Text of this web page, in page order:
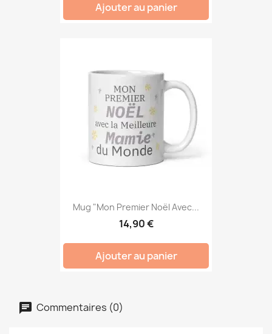
Ajouter au panier
Mug "Mon Premier Noël Avec...
14,90 €
Ajouter au panier
Commentaires (0)